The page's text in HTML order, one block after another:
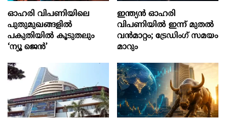
ഓഹരി വിപണിയിലെ
പുതുമുഖങ്ങളിൽ
പകുതിയിൽ കൂടുതലും
‘ന്യൂ ജെൻ’
ഇന്ത്യൻ ഓഹരി
വിപണിയിൽ ഇന്ന് മുതൽ
വൻമാറ്റം; ട്രേഡിംഗ് സമയം
മാറും